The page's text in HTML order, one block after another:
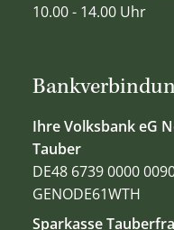
Ihre Volksbank eG
Tauber
DE48 6739 0000
GENODE61WTH
Sparkasse
10.00 - 14.00 Uhr